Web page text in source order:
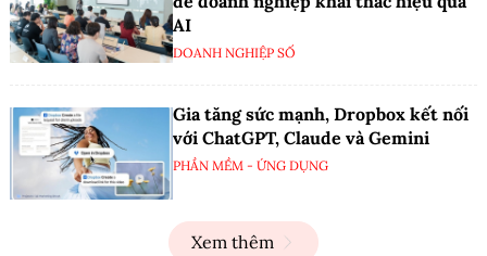
AI
DOANH NGHIỆP SỐ
Gia tăng sức mạnh, Dropbox kết nối
với ChatGPT, Claude và Gemini
PHẦN MỀM - ỨNG DỤNG
Xem thêm